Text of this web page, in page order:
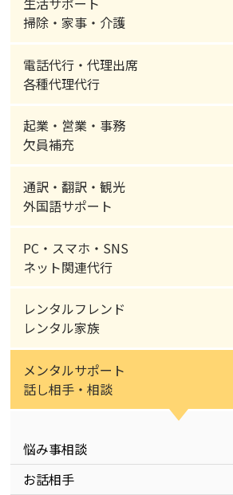
掃除・家事・介護
電話代行・代理出席
各種代理代行
起業・営業・事務
欠員補充
通訳・翻訳・観光
外国語サポート
PC・スマホ・SNS
ネット関連代行
レンタルフレンド
レンタル家族
メンタルサポート
話し相手・相談
悩み事相談
お話相手